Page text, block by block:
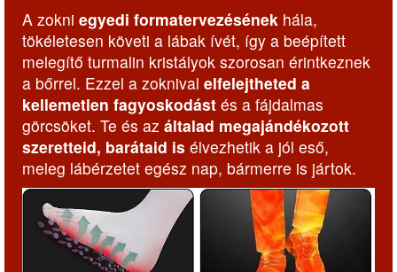
A zokni egyedi formatervezésének hála,
tökéletesen követi a lábak ívét, így a beépített
melegítő turmalin kristályok szorosan érintkeznek
a bőrrel. Ezzel a zoknival elfelejtheted a
kellemetlen fagyoskodást és a fájdalmas
görcsöket. Te és az általad megajándékozott
szeretteid, barátaid is élvezhetik a jól eső,
meleg lábérzetet egész nap, bármerre is jártok.